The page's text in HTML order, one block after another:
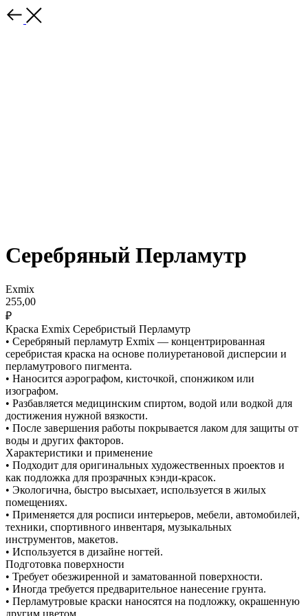
Серебряный Перламутр
Exmix
255,00
₽
Краска Exmix Серебристый Перламутр
• Серебряный перламутр Exmix — концентрированная
серебристая краска на основе полиуретановой дисперсии и
перламутрового пигмента.
• Наносится аэрографом, кисточкой, спонжиком или
изографом.
• Разбавляется медицинским спиртом, водой или водкой для
достижения нужной вязкости.
• После завершения работы покрывается лаком для защиты от
воды и других факторов.
Характеристики и применение
• Подходит для оригинальных художественных проектов и
как подложка для прозрачных кэнди-красок.
• Экологична, быстро высыхает, используется в жилых
помещениях.
• Применяется для росписи интерьеров, мебели, автомобилей,
техники, спортивного инвентаря, музыкальных
инструментов, макетов.
• Используется в дизайне ногтей.
Подготовка поверхности
• Требует обезжиренной и заматованной поверхности.
• Иногда требуется предварительное нанесение грунта.
• Перламутровые краски наносятся на подложку, окрашенную
другим цветом.